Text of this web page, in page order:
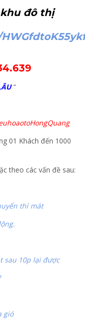
đô thị
“
01 Khách đến 1000
theo các vấn đề sau:
thì mát
sau 10p lại được
gió